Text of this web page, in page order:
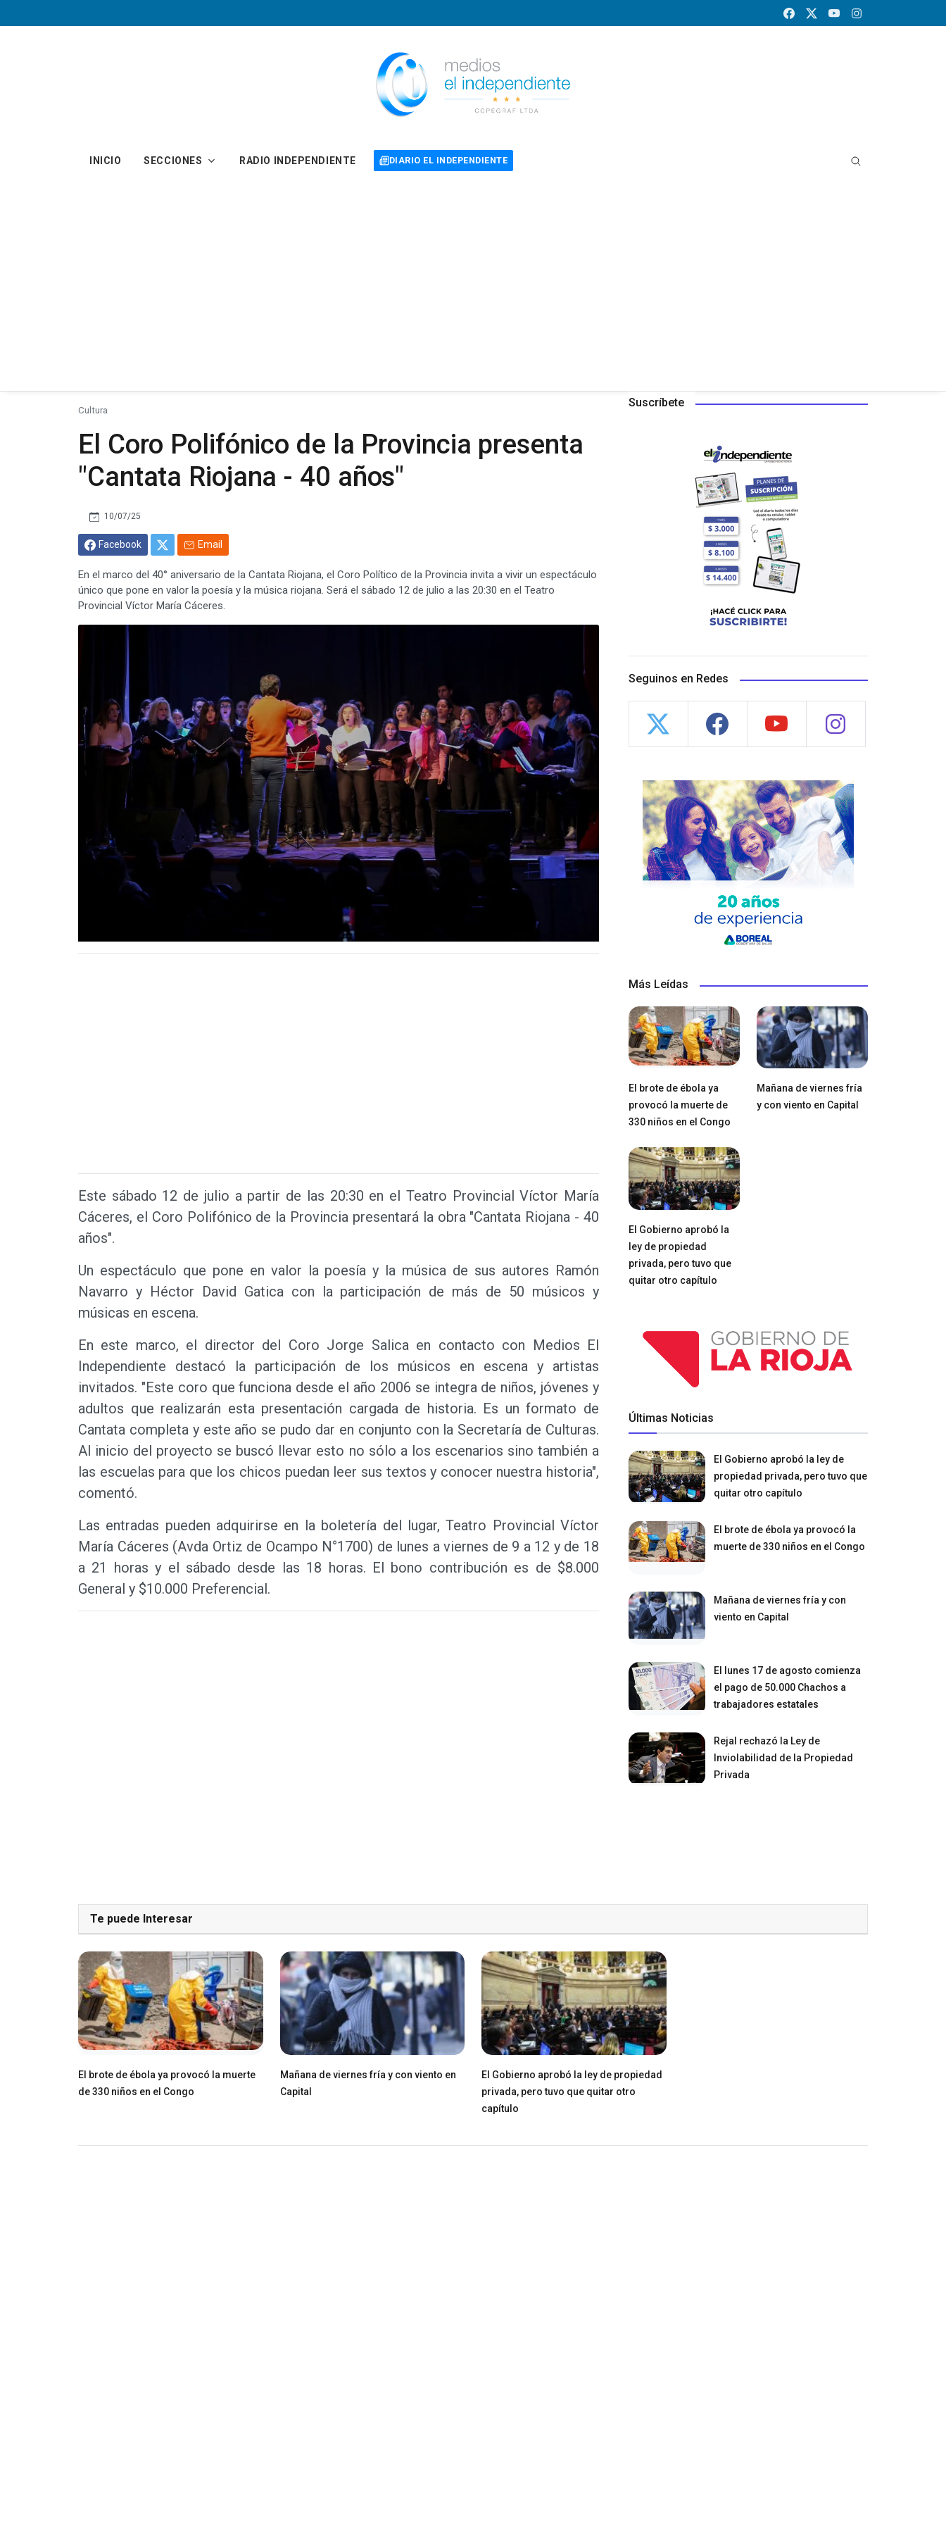
INICIO SECCIONES RADIO INDEPENDIENTE DIARIO EL INDEPENDIENTE
Cultura
El Coro Polifónico de la Provincia presenta
"Cantata Riojana - 40 años"
10/07/25
Facebook Email
En el marco del 40° aniversario de la Cantata Riojana, el Coro Político de la Provincia invita a vivir un espectáculo
único que pone en valor la poesía y la música riojana. Será el sábado 12 de julio a las 20:30 en el Teatro
Provincial Víctor María Cáceres.
Este sábado 12 de julio a partir de las 20:30 en el Teatro Provincial Víctor María
Cáceres, el Coro Polifónico de la Provincia presentará la obra "Cantata Riojana - 40
años".
Un espectáculo que pone en valor la poesía y la música de sus autores Ramón
Navarro y Héctor David Gatica con la participación de más de 50 músicos y
músicas en escena.
En este marco, el director del Coro Jorge Salica en contacto con Medios El
Independiente destacó la participación de los músicos en escena y artistas
invitados. "Este coro que funciona desde el año 2006 se integra de niños, jóvenes y
adultos que realizarán esta presentación cargada de historia. Es un formato de
Cantata completa y este año se pudo dar en conjunto con la Secretaría de Culturas.
Al inicio del proyecto se buscó llevar esto no sólo a los escenarios sino también a
las escuelas para que los chicos puedan leer sus textos y conocer nuestra historia",
comentó.
Las entradas pueden adquirirse en la boletería del lugar, Teatro Provincial Víctor
María Cáceres (Avda Ortiz de Ocampo N°1700) de lunes a viernes de 9 a 12 y de 18
a 21 horas y el sábado desde las 18 horas. El bono contribución es de $8.000
General y $10.000 Preferencial.
Suscríbete
Seguinos en Redes
Más Leídas
El brote de ébola ya
provocó la muerte de
330 niños en el Congo
Mañana de viernes fría
y con viento en Capital
El Gobierno aprobó la
ley de propiedad
privada, pero tuvo que
quitar otro capítulo
Últimas Noticias
El Gobierno aprobó la ley de
propiedad privada, pero tuvo que
quitar otro capítulo
El brote de ébola ya provocó la
muerte de 330 niños en el Congo
Mañana de viernes fría y con
viento en Capital
El lunes 17 de agosto comienza
el pago de 50.000 Chachos a
trabajadores estatales
Rejal rechazó la Ley de
Inviolabilidad de la Propiedad
Privada
Te puede Interesar
El brote de ébola ya provocó la muerte
de 330 niños en el Congo
Mañana de viernes fría y con viento en
Capital
El Gobierno aprobó la ley de propiedad
privada, pero tuvo que quitar otro
capítulo